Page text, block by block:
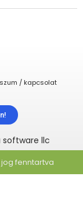
/ kapcsolat
llc
jog fenntartva